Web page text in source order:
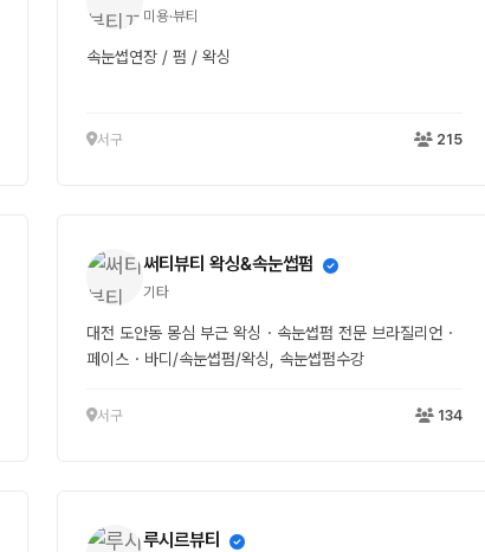
미용·뷰티
속눈썹연장 / 펌 / 왁싱
서구 215
써티뷰티 왁싱&속눈썹펌
기타
대전 도안동 몽심 부근 왁싱・속눈썹펌 전문 브라질리언・
페이스・바디/속눈썹펌/왁싱, 속눈썹펌수강
서구 134
루시르뷰티